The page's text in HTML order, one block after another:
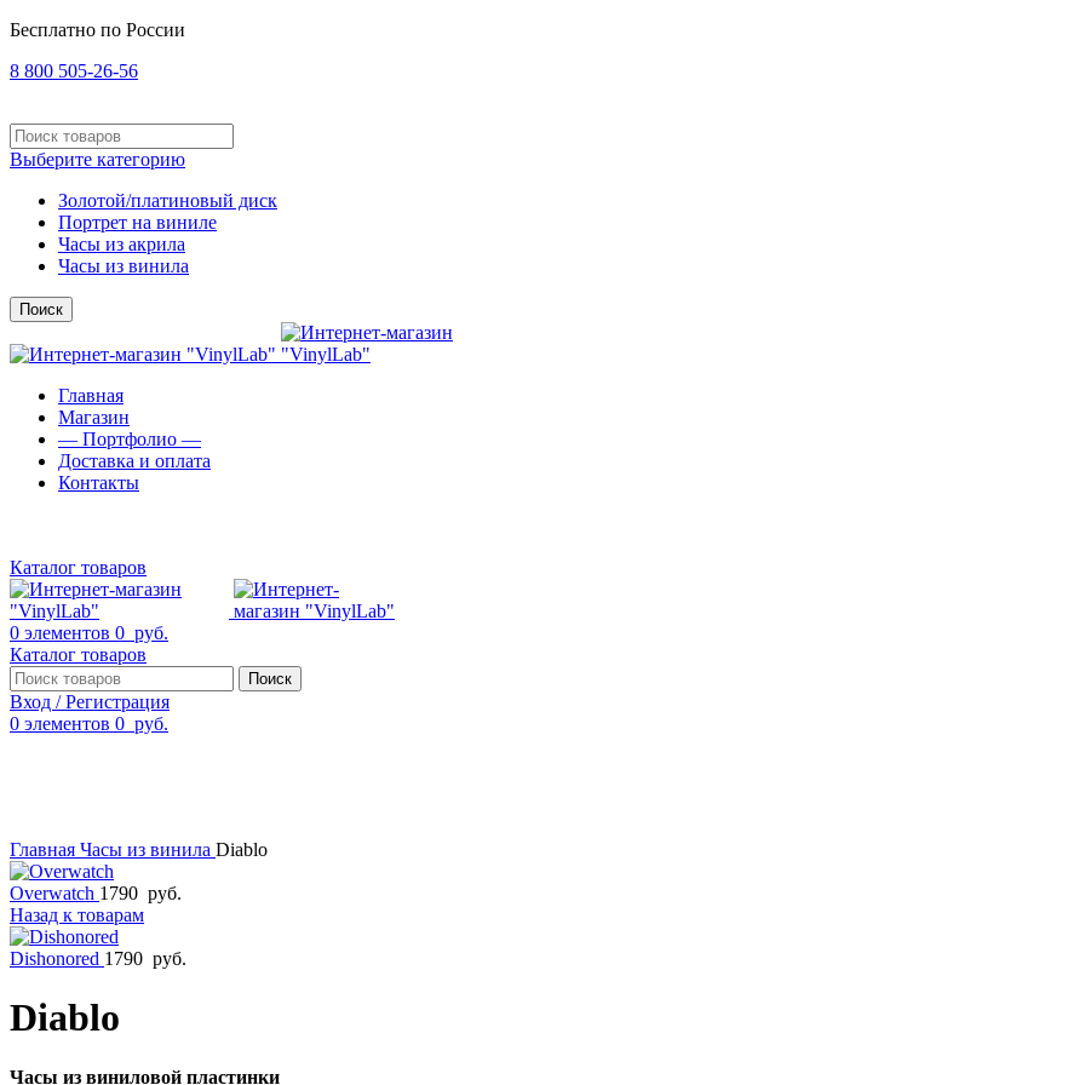
Бесплатно по России
8 800 505-26-56
Выберите категорию
Золотой/платиновый диск
Портрет на виниле
Часы из акрила
Часы из винила
Поиск
Главная
Магазин
— Портфолио —
Доставка и оплата
Контакты
Каталог товаров
0 элементов 0 руб.
Каталог товаров
Поиск
Вход / Регистрация
0 элементов 0 руб.
Главная Часы из винила Diablo
Overwatch 1790 руб.
Назад к товарам
Dishonored 1790 руб.
Diablo
Часы из виниловой пластинки